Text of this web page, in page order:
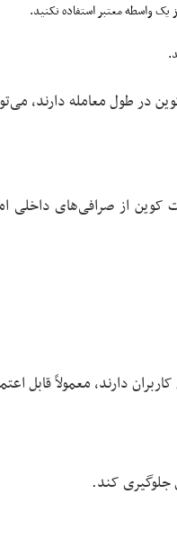
واسطه معتبر استفاده نکنید.
کوین از صرافی‌های داخلی
دارند، معمولاً قابل
جلوگیری کند.